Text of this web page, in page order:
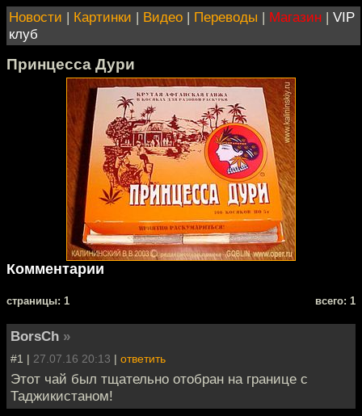
Новости | Картинки | Видео | Переводы | Магазин | VIP
клуб
Принцесса Дури
Комментарии
cтраницы: 1 всего: 1
BorsCh »
#1 | 27.07.16 20:13 | ответить
Этот чай был тщательно отобран на границе с
Таджикистаном!